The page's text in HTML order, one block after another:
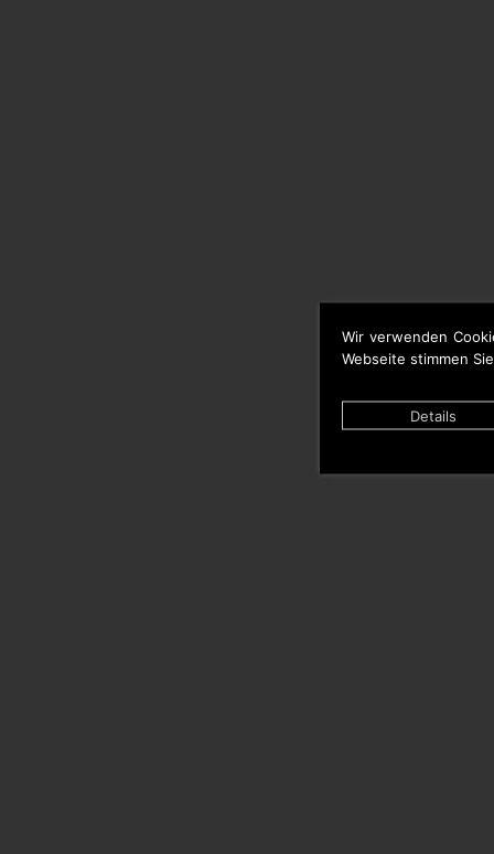
Wir verwenden
Webseite stimmen
Details